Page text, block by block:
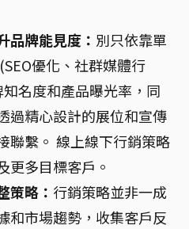
品牌能見度： 別只依靠單
優化、社群媒體行
名度和產品曝光率，同
過精心設計的展位和宣傳
聯繫。 線上線下行銷策略
更多目標客戶。
策略： 行銷策略並非一成
和市場趨勢，收集客戶反